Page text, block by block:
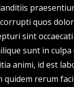
quos
sint
sunt in culpa
animi, id est
quidem rerum